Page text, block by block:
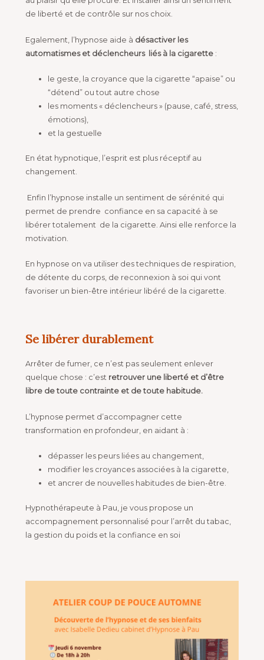
de liberté et de contrôle sur nos choix.
Egalement, l’hypnose aide à désactiver les
automatismes et déclencheurs liés à la cigarette:
le geste, la croyance que la cigarette “apaise” ou
“détend” ou tout autre chose
les moments « déclencheurs » (pause, café, stress,
émotions),
et la gestuelle
En état hypnotique, l’esprit est plus réceptif au
changement.
Enfin l’hypnose installe un sentiment de sérénité qui
permet de prendre confiance en sa capacité à se
libérer totalement de la cigarette. Ainsi elle renforce la
motivation.
En hypnose on va utiliser des techniques de respiration,
de détente du corps, de reconnexion à soi qui vont
favoriser un bien-être intérieur libéré de la cigarette.
Se libérer durablement
Arrêter de fumer, ce n’est pas seulement enlever
quelque chose : c’est retrouver une liberté et d’être
libre de toute contrainte et de toute habitude.
L’hypnose permet d’accompagner cette
transformation en profondeur, en aidant à :
dépasser les peurs liées au changement,
modifier les croyances associées à la cigarette,
et ancrer de nouvelles habitudes de bien-être.
Hypnothérapeute à Pau, je vous propose un
accompagnement personnalisé pour l’arrêt du tabac,
la gestion du poids et la confiance en soi